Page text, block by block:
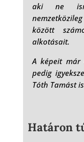
aki ne
között
alkotásait.
A képeit már
pedig
Tóth Tamást
Határon